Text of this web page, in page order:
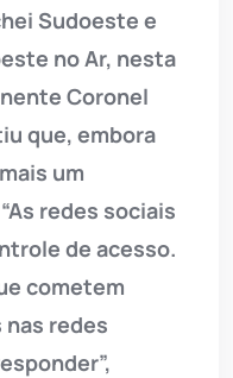
Sudoeste e
no Ar, nesta
Coronel
que, embora
um
redes sociais
de acesso.
cometem
nas redes